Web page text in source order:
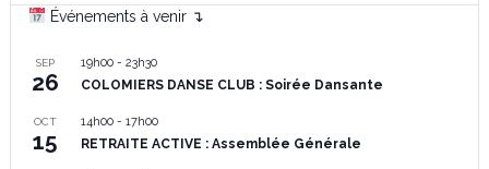
Événements à venir ↴
SEP
26
19h00- 23h30
COLOMIERS DANSE CLUB : Soirée Dansante
OCT
15
14h00- 17h00
RETRAITE ACTIVE : Assemblée Générale